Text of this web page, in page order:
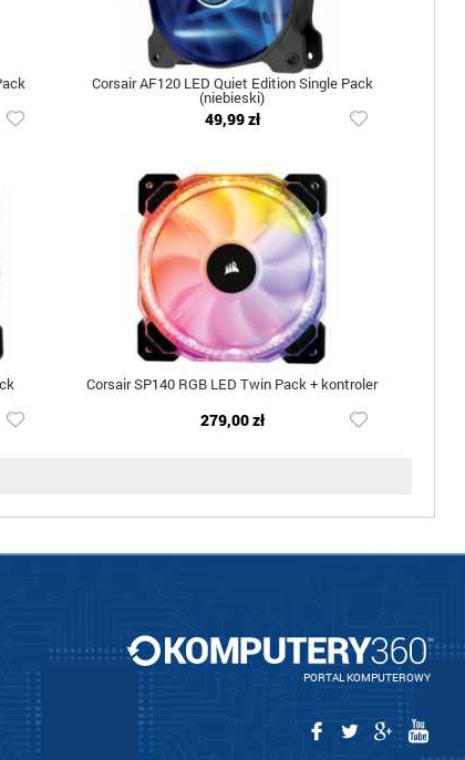
Corsair AF120 LED Quiet Edition Single Pack
(niebieski)
49,99 zł
Corsair SP140 RGB LED Twin Pack + kontroler
279,00 zł
PORTAL KOMPUTEROWY